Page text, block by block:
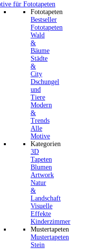
für Fototapeten
Fototapeten
Bestseller
Fototapeten
Wald
&
Bäume
Städte
&
City
Dschungel
und
Tiere
Modern
&
Trends
Alle
Motive
Kategorien
3D
Tapeten
Blumen
Artwork
Natur
&
Landschaft
Visuelle
Effekte
Kinderzimmer
Mustertapeten
Mustertapeten
Stein